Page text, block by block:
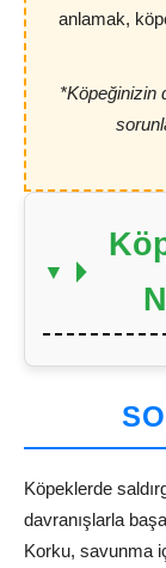
anlamak,
*Köpeğinizin
Köpeklerde
davranışlarla
Korku, savunma